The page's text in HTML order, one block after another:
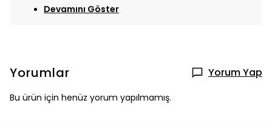
Devamını Göster
Yorumlar Yorum Yap
Bu ürün için henüz yorum yapılmamış.